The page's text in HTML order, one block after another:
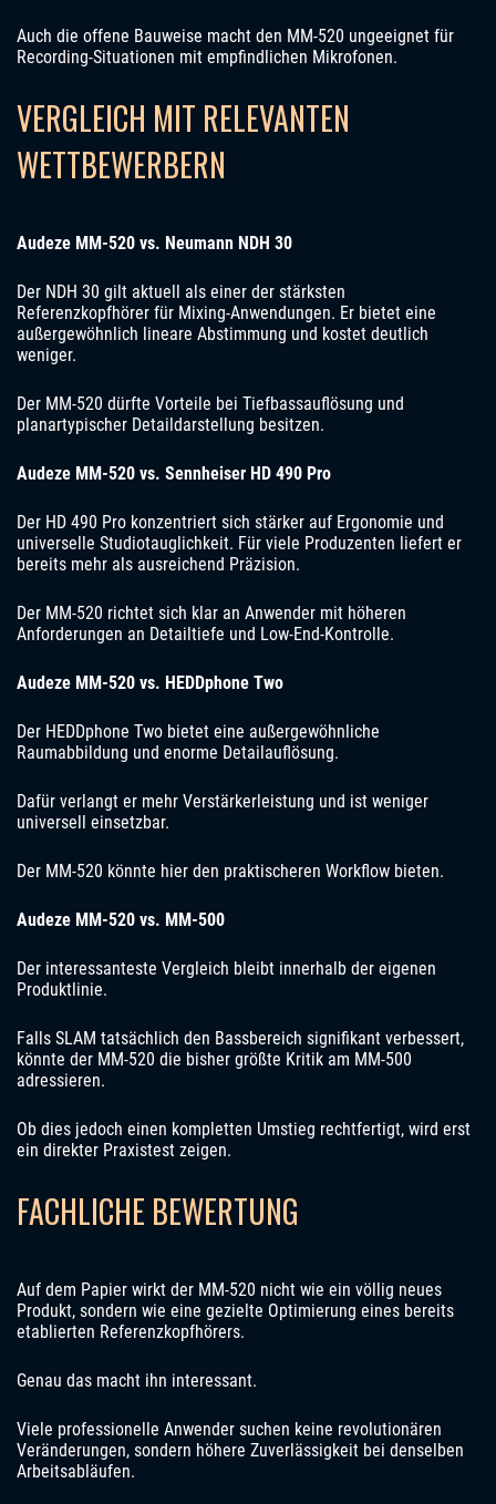
Auch die offene Bauweise macht den MM-520 ungeeignet für
Recording-Situationen mit empfindlichen Mikrofonen.
VERGLEICH MIT RELEVANTEN
WETTBEWERBERN
Audeze MM-520 vs. Neumann NDH 30
Der NDH 30 gilt aktuell als einer der stärksten
Referenzkopfhörer für Mixing-Anwendungen. Er bietet eine
außergewöhnlich lineare Abstimmung und kostet deutlich
weniger.
Der MM-520 dürfte Vorteile bei Tiefbassauflösung und
planartypischer Detaildarstellung besitzen.
Audeze MM-520 vs. Sennheiser HD 490 Pro
Der HD 490 Pro konzentriert sich stärker auf Ergonomie und
universelle Studiotauglichkeit. Für viele Produzenten liefert er
bereits mehr als ausreichend Präzision.
Der MM-520 richtet sich klar an Anwender mit höheren
Anforderungen an Detailtiefe und Low-End-Kontrolle.
Audeze MM-520 vs. HEDDphone Two
Der HEDDphone Two bietet eine außergewöhnliche
Raumabbildung und enorme Detailauflösung.
Dafür verlangt er mehr Verstärkerleistung und ist weniger
universell einsetzbar.
Der MM-520 könnte hier den praktischeren Workflow bieten.
Audeze MM-520 vs. MM-500
Der interessanteste Vergleich bleibt innerhalb der eigenen
Produktlinie.
Falls SLAM tatsächlich den Bassbereich signifikant verbessert,
könnte der MM-520 die bisher größte Kritik am MM-500
adressieren.
Ob dies jedoch einen kompletten Umstieg rechtfertigt, wird erst
ein direkter Praxistest zeigen.
FACHLICHE BEWERTUNG
Auf dem Papier wirkt der MM-520 nicht wie ein völlig neues
Produkt, sondern wie eine gezielte Optimierung eines bereits
etablierten Referenzkopfhörers.
Genau das macht ihn interessant.
Viele professionelle Anwender suchen keine revolutionären
Veränderungen, sondern höhere Zuverlässigkeit bei denselben
Arbeitsabläufen.